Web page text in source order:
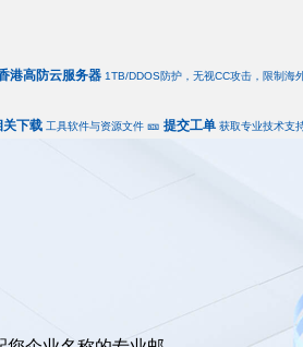
港高防云服务器 1TB/DDOS防护，无视CC攻击，限制海
关下载 工具软件与资源文件 🎫 提交工单 获取专业技术支